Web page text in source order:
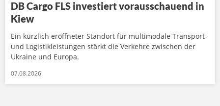
DB Cargo FLS investiert vorausschauend in
Kiew
Ein kürzlich eröffneter Standort für multimodale Transport-
und Logistikleistungen stärkt die Verkehre zwischen der
Ukraine und Europa.
07.08.2026